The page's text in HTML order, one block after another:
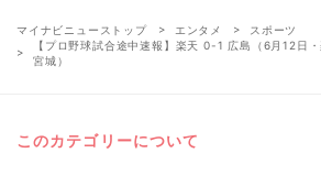
マイナビニューストップ エンタメ
スポーツ
【プロ野球試合途中速報】楽天 0-1 広島（6月12日
宮城）
このカテゴリーについて